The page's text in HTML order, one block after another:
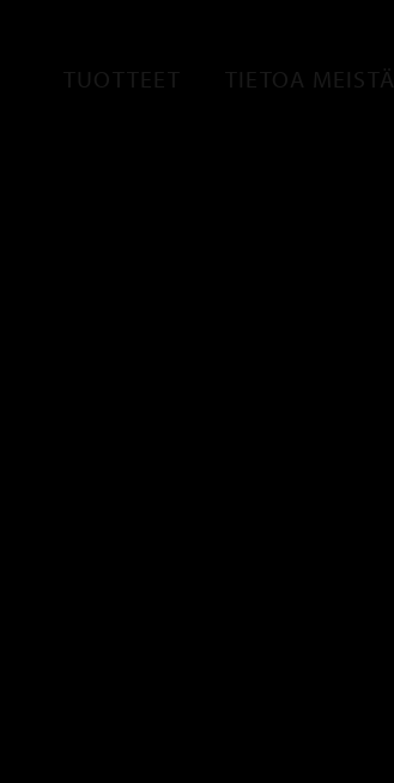
TUOTTEET TIETOA MEISTÄ